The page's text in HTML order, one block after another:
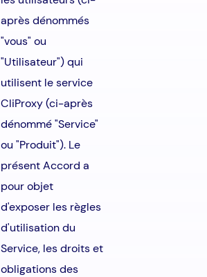
après dénommés
"vous" ou
"Utilisateur") qui
utilisent le service
CliProxy (ci-après
dénommé "Service"
ou "Produit"). Le
présent Accord a
pour objet
d'exposer les règles
d'utilisation du
Service, les droits et
obligations des